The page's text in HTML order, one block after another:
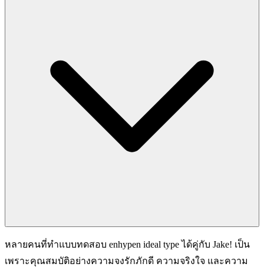
หลายคนที่ทำแบบทดสอบ enhypen ideal type ได้คู่กับ Jake! เป็น
เพราะคุณสมบัติอย่างความจงรักภักดี ความจริงใจ และความ